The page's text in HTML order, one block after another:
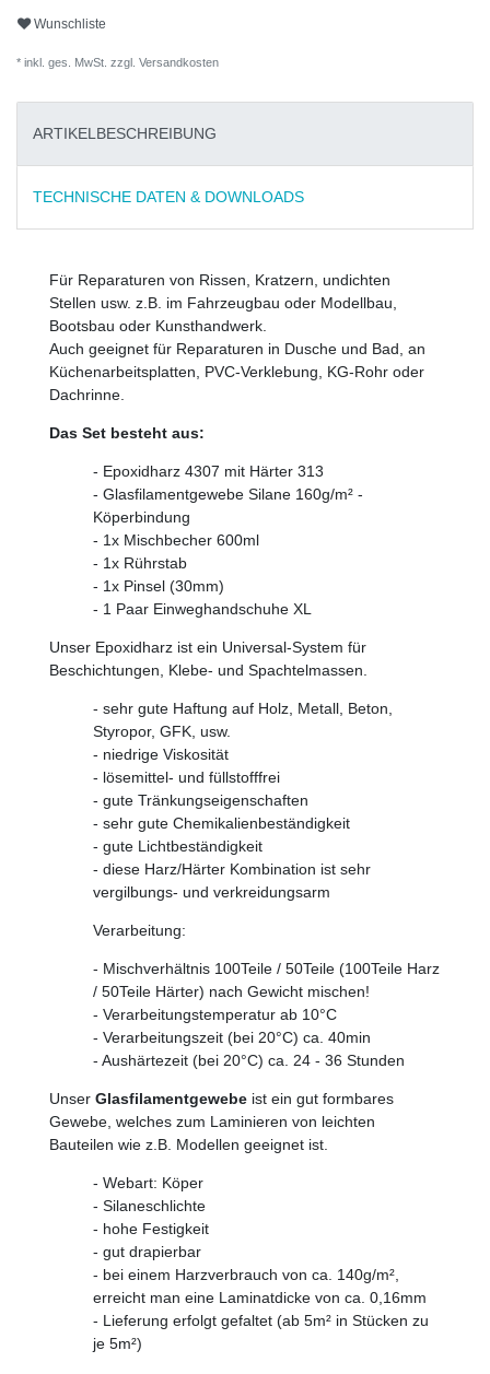
Wunschliste
* inkl. ges. MwSt. zzgl. Versandkosten
ARTIKELBESCHREIBUNG
TECHNISCHE DATEN & DOWNLOADS
Für Reparaturen von Rissen, Kratzern, undichten
Stellen usw. z.B. im Fahrzeugbau oder Modellbau,
Bootsbau oder Kunsthandwerk.
Auch geeignet für Reparaturen in Dusche und Bad, an
Küchenarbeitsplatten, PVC-Verklebung, KG-Rohr oder
Dachrinne.
Das Set besteht aus:
- Epoxidharz 4307 mit Härter 313
- Glasfilamentgewebe Silane 160g/m² -
Köperbindung
- 1x Mischbecher 600ml
- 1x Rührstab
- 1x Pinsel (30mm)
- 1 Paar Einweghandschuhe XL
Unser Epoxidharz ist ein Universal-System für
Beschichtungen, Klebe- und Spachtelmassen.
- sehr gute Haftung auf Holz, Metall, Beton,
Styropor, GFK, usw.
- niedrige Viskosität
- lösemittel- und füllstofffrei
- gute Tränkungseigenschaften
- sehr gute Chemikalienbeständigkeit
- gute Lichtbeständigkeit
- diese Harz/Härter Kombination ist sehr
vergilbungs- und verkreidungsarm
Verarbeitung:
- Mischverhältnis 100Teile / 50Teile (100Teile Harz
/ 50Teile Härter) nach Gewicht mischen!
- Verarbeitungstemperatur ab 10°C
- Verarbeitungszeit (bei 20°C) ca. 40min
- Aushärtezeit (bei 20°C) ca. 24 - 36 Stunden
Unser Glasfilamentgewebe ist ein gut formbares
Gewebe, welches zum Laminieren von leichten
Bauteilen wie z.B. Modellen geeignet ist.
- Webart: Köper
- Silaneschlichte
- hohe Festigkeit
- gut drapierbar
- bei einem Harzverbrauch von ca. 140g/m²,
erreicht man eine Laminatdicke von ca. 0,16mm
- Lieferung erfolgt gefaltet (ab 5m² in Stücken zu
je 5m²)